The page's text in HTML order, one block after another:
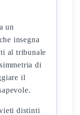
un
insegna
al tribunale
di
il
distinti